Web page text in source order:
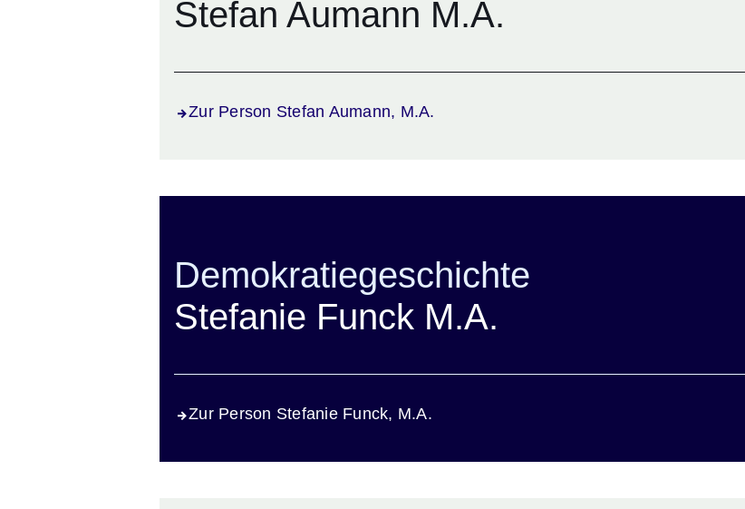
Stefan Aumann M.A.
Zur Person Stefan Aumann, M.A.
Demokratiegeschichte
Stefanie Funck M.A.
Zur Person Stefanie Funck, M.A.